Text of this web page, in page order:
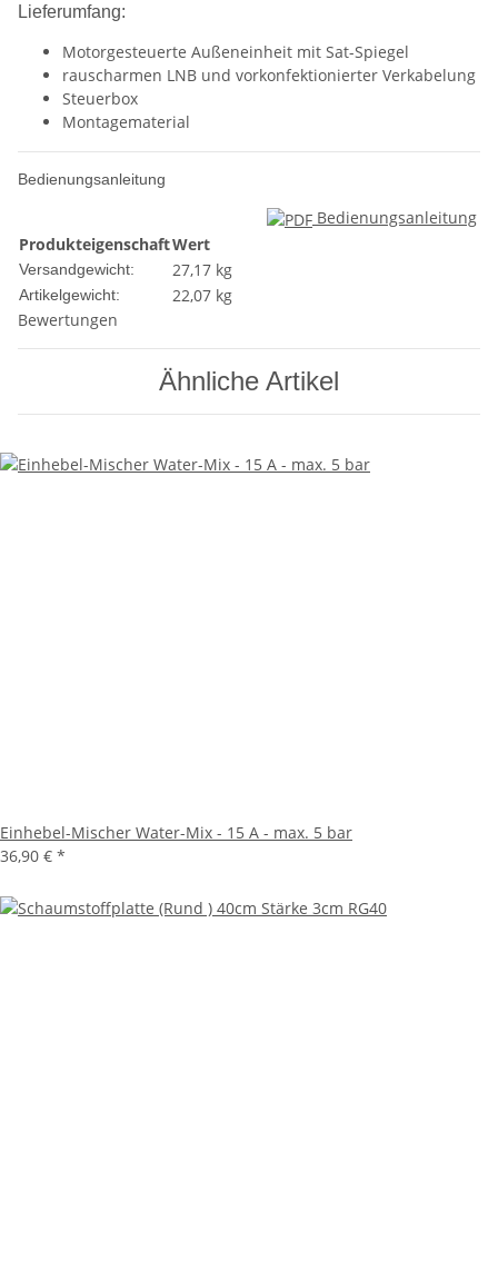
Lieferumfang:
Motorgesteuerte Außeneinheit mit Sat-Spiegel
rauscharmen LNB und vorkonfektionierter Verkabelung
Steuerbox
Montagematerial
Bedienungsanleitung
Bedienungsanleitung
ProdukteigenschaftWert
Versandgewicht: 27,17 kg
Artikelgewicht: 22,07 kg
Bewertungen
Ähnliche Artikel
Einhebel-Mischer Water-Mix - 15 A - max. 5 bar
36,90 € *